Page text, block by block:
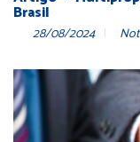
Brasil
28/08/2024